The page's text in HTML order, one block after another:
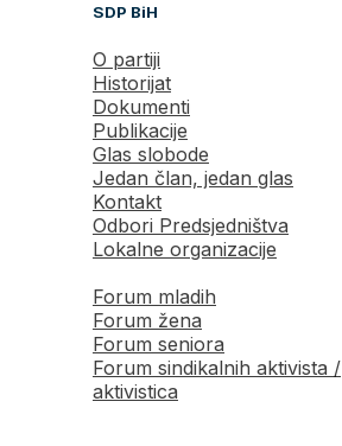
SDP BiH
O partiji
Historijat
Dokumenti
Publikacije
Glas slobode
Jedan član, jedan glas
Kontakt
Odbori Predsjedništva
Lokalne organizacije
Forum mladih
Forum žena
Forum seniora
Forum sindikalnih aktivista /
aktivistica